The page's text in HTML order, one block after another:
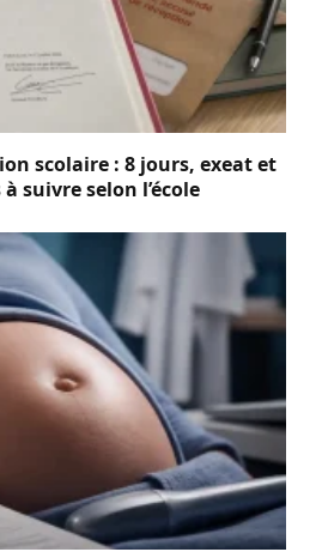
scolaire : 8 jours, exeat et
suivre selon l’école